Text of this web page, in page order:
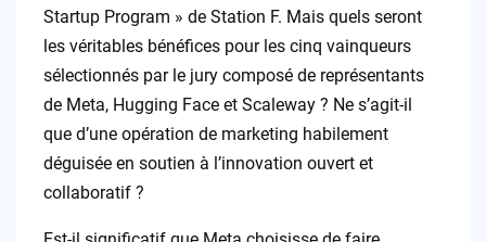
Startup Program » de Station F. Mais quels seront
les véritables bénéfices pour les cinq vainqueurs
sélectionnés par le jury composé de représentants
de Meta, Hugging Face et Scaleway ? Ne s’agit-il
que d’une opération de marketing habilement
déguisée en soutien à l’innovation ouvert et
collaboratif ?